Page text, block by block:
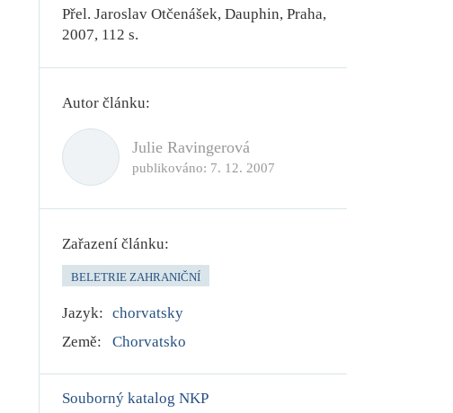
Přel. Jaroslav Otčenášek, Dauphin, Praha,
2007, 112 s.
Autor článku:
Julie Ravingerová
publikováno: 7. 12. 2007
Zařazení článku:
BELETRIE ZAHRANIČNÍ
Jazyk: chorvatsky
Země:
Chorvatsko
Souborný katalog NKP